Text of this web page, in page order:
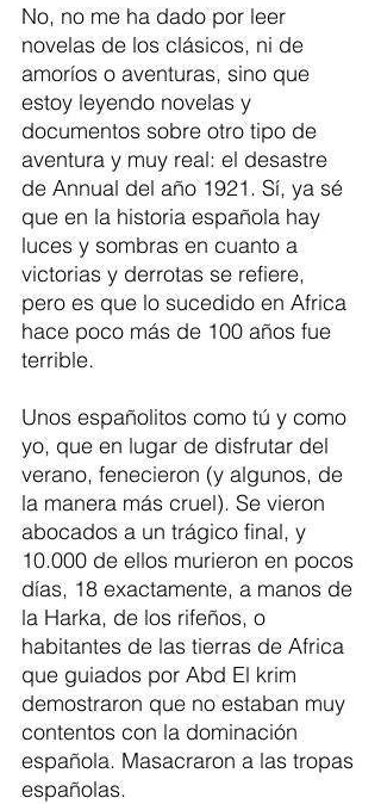
No, no me ha dado por leer
novelas de los clásicos, ni de
amoríos o aventuras, sino que
estoy leyendo novelas y
documentos sobre otro tipo de
aventura y muy real: el desastre
de Annual del año 1921. Sí, ya sé
que en la historia española hay
luces y sombras en cuanto a
victorias y derrotas se refiere,
pero es que lo sucedido en Africa
hace poco más de 100 años fue
terrible.
Unos españolitos como tú y como
yo, que en lugar de disfrutar del
verano, fenecieron (y algunos, de
la manera más cruel). Se vieron
abocados a un trágico final, y
10.000 de ellos murieron en pocos
días, 18 exactamente, a manos de
la Harka, de los rifeños, o
habitantes de las tierras de Africa
que guiados por Abd El krim
demostraron que no estaban muy
contentos con la dominación
española. Masacraron a las tropas
españolas.